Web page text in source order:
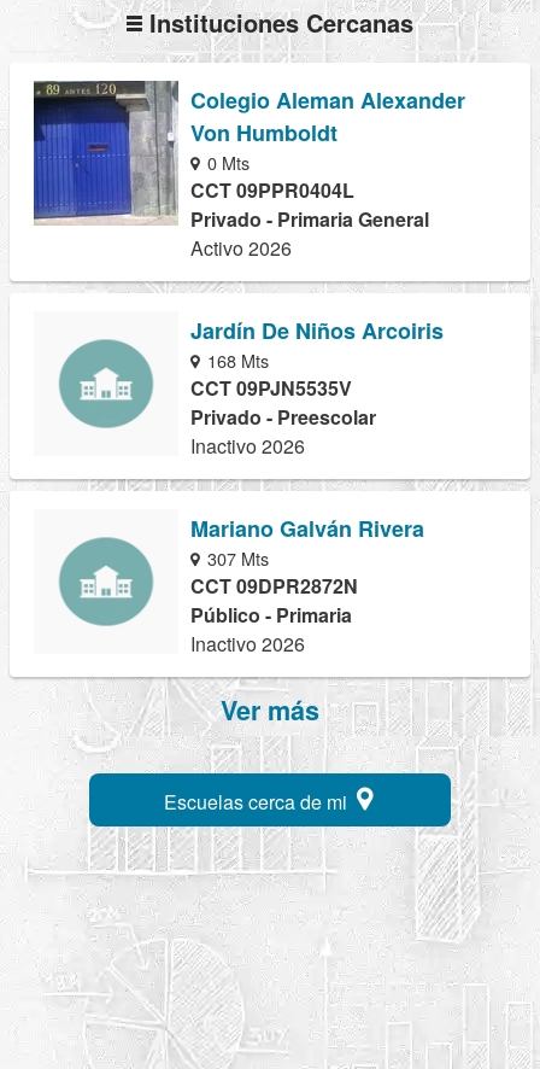
Instituciones Cercanas
Colegio Aleman Alexander
Von Humboldt
0 Mts
CCT 09PPR0404L
Privado - Primaria General
Activo 2026
Jardín De Niños Arcoiris
168 Mts
CCT 09PJN5535V
Privado - Preescolar
Inactivo 2026
Mariano Galván Rivera
307 Mts
CCT 09DPR2872N
Público - Primaria
Inactivo 2026
Ver más
Escuelas cerca de mi